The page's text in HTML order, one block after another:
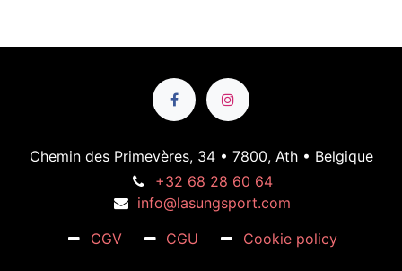
Chemin des Primevères, 34 • 7800, Ath • Belgique
+32 68 28 60 64
info@lasungsport.com
CGV
CGU Cookie policy